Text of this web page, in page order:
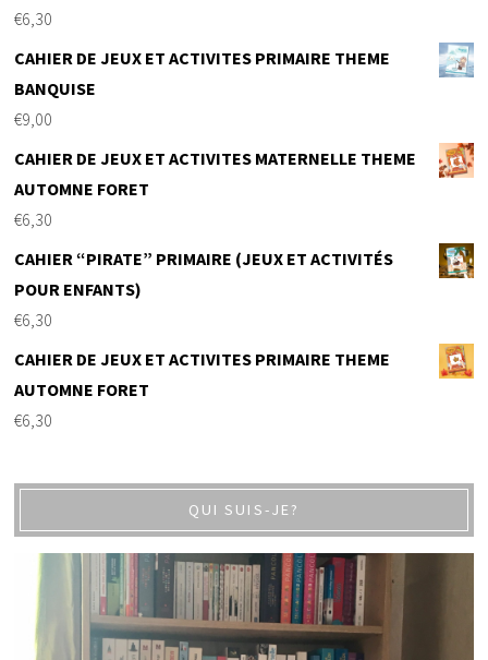
€6,30
CAHIER DE JEUX ET ACTIVITES PRIMAIRE THEME
BANQUISE
€9,00
CAHIER DE JEUX ET ACTIVITES MATERNELLE THEME
AUTOMNE FORET
€6,30
CAHIER “PIRATE” PRIMAIRE (JEUX ET ACTIVITÉS
POUR ENFANTS)
€6,30
CAHIER DE JEUX ET ACTIVITES PRIMAIRE THEME
AUTOMNE FORET
€6,30
QUI SUIS-JE?